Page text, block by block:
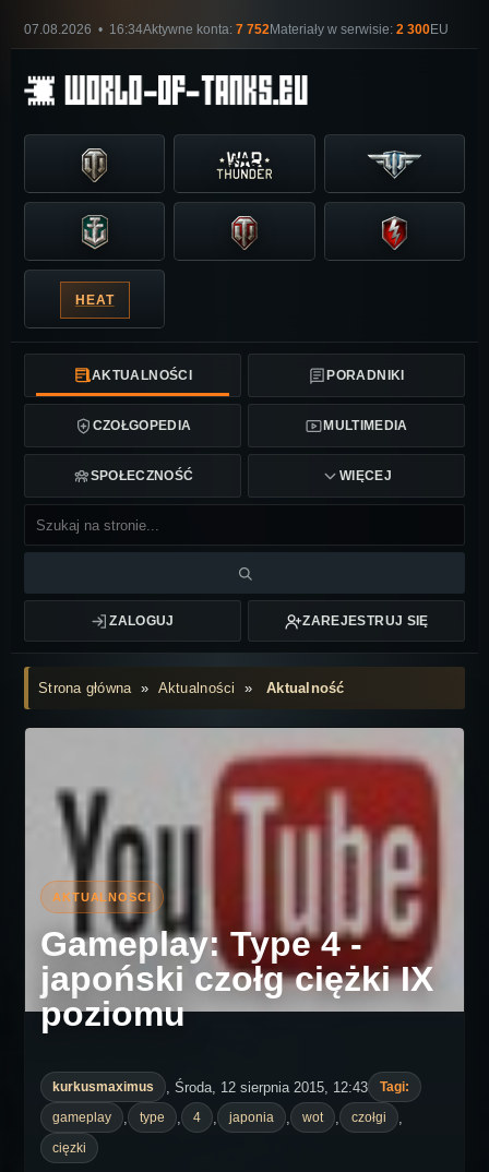
07.08.2026 • 16:34Aktywne konta: 7 752Materiały w serwisie: 2 300EU
HEAT
AKTUALNOŚCI PORADNIKI
CZOŁGOPEDIA MULTIMEDIA
SPOŁECZNOŚĆ WIĘCEJ
ZALOGUJ ZAREJESTRUJ SIĘ
Strona główna» Aktualności »Aktualność
Gameplay: Type 4 -
japoński czołg ciężki IX
poziomu
kurkusmaximus , Środa, 12 sierpnia 2015, 12:43
Tagi:
gameplay
type 4 japonia wot czołgi
cięzki